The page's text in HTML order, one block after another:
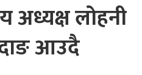
अध्यक्ष लोहनी
आउदै